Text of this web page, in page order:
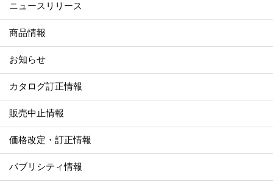
ニュースリリース
商品情報
お知らせ
カタログ訂正情報
販売中止情報
価格改定・訂正情報
パブリシティ情報